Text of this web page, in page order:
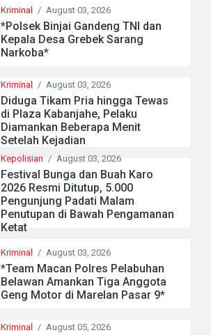
Kriminal / August 03, 2026
*Polsek Binjai Gandeng TNI dan
Kepala Desa Grebek Sarang
Narkoba*
Kriminal / August 03, 2026
Diduga Tikam Pria hingga Tewas
di Plaza Kabanjahe, Pelaku
Diamankan Beberapa Menit
Setelah Kejadian
Kepolisian / August 03, 2026
Festival Bunga dan Buah Karo
2026 Resmi Ditutup, 5.000
Pengunjung Padati Malam
Penutupan di Bawah Pengamanan
Ketat
Kriminal / August 03, 2026
*Team Macan Polres Pelabuhan
Belawan Amankan Tiga Anggota
Geng Motor di Marelan Pasar 9*
Kriminal / August 05, 2026